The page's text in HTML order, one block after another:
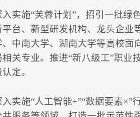
入实施“芙蓉计划”，招引一批
台、新型研发机构、龙头企
中南大学、湖南大学等高校
关专业。推进“新八级工”职
定。
实施“人工智能+”“数据要素×”